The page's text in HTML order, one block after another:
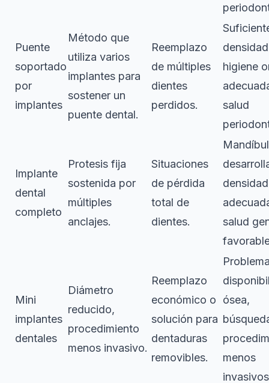
Puente
soportado
por
implantes
Método que
utiliza varios
implantes para
sostener un
puente dental.
Reemplazo
de múltiples
dientes
perdidos.
higiene
salud
Implante
dental
completo
Protesis fija
sostenida por
múltiples
anclajes.
Situaciones
de pérdida
total de
dientes.
salud
Mini
implantes
dentales
Diámetro
reducido,
procedimiento
menos invasivo.
Reemplazo
económico o
solución para
dentaduras
removibles.
ósea,
menos